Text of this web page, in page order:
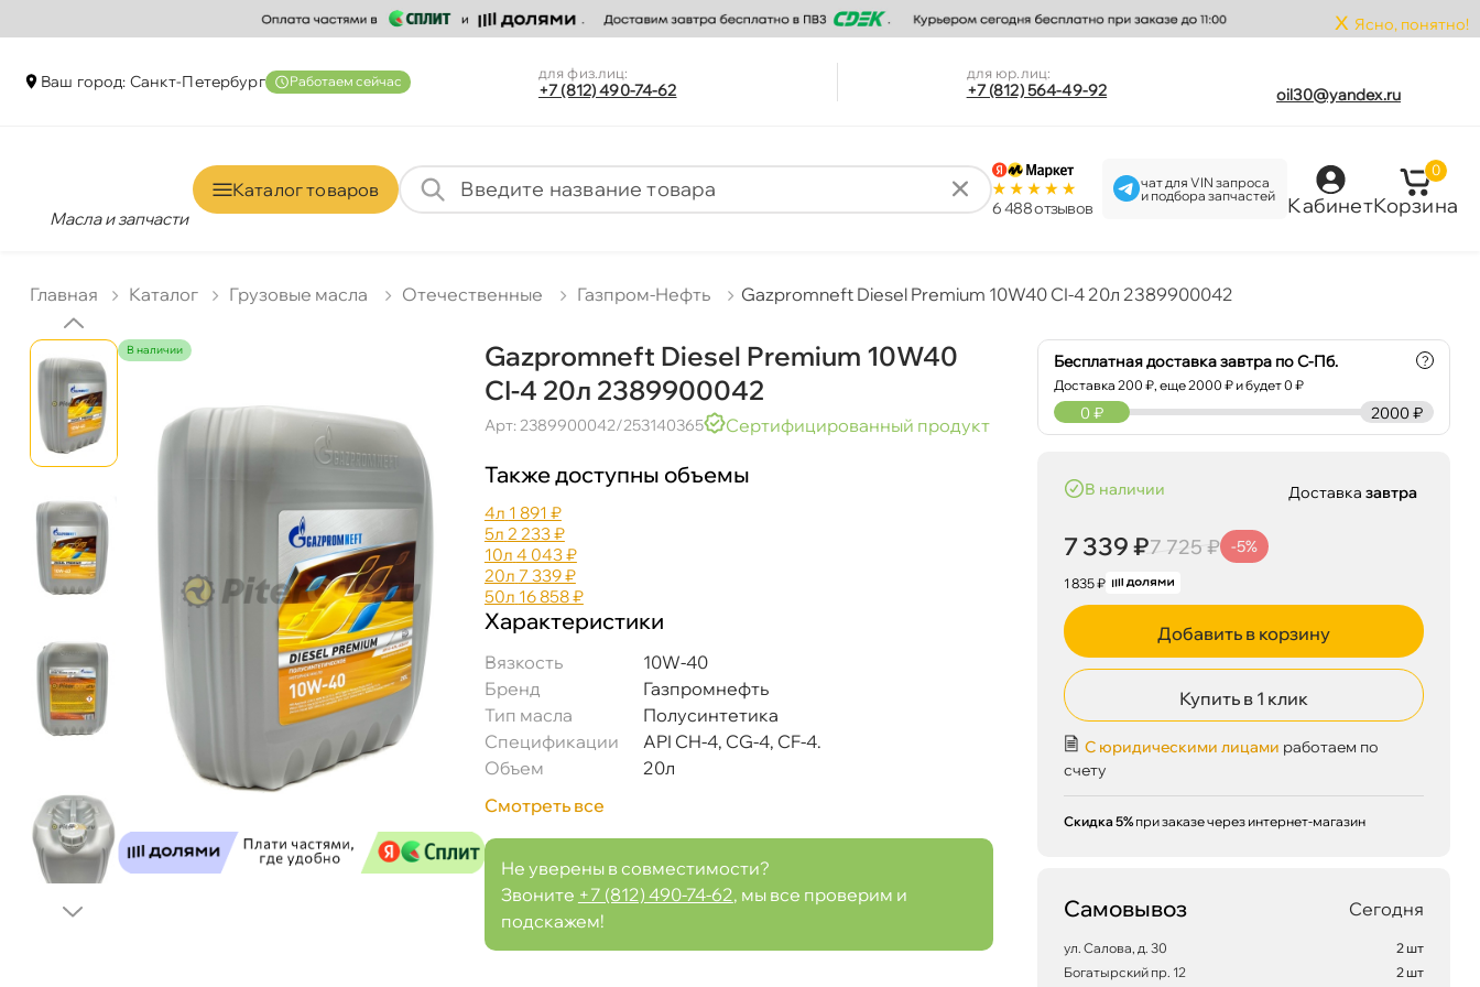
x Ясно, понятно!
аш город: Санкт-Петербур Работаем сейчас для физ.лиц:
+7 (812) 490-74-62
для юр.лиц:
+7 (812) 564-49-92 oil30@yandex.ru
Масла и запчасти
Каталог товаро
6 488 отзыво
чат для VIN запроса
и подбора запчастей
Кабинет
0
Корзина
Главная Катало Грузовые масла Отечественные Газпром-Нефть Gazpromneft Diesel Premium 10W40 CI-4 20л 2389900042
наличии
Gazpromneft Diesel Premium 10W40
CI-4 20л 2389900042
Арт: 2389900042/253140365 Сертифицированный продукт
Также доступны объемы
4л 1 891 ₽
5л 2 233 ₽
10л 4 043 ₽
20л 7 339 ₽
50л 16 858 ₽
Характеристики
язкость
10W-40
Бренд
Газпромнефть
Тип масла
Полусинтетика
Спецификации
API CH-4, CG-4, CF-4.
Объем
20л
Смотреть все
Не уверены в совместимости?
Звоните +7 (812) 490-74-62, мы все проверим и
подскажем!
Бесплатная доставка завтра по С-Пб.
Доставка200 ₽, еще2000 ₽ и будет 0 ₽
?
2000 ₽
0 ₽
наличии
7 339 ₽7 725 ₽ -5%
1 835 ₽
Доставказавтра
Добавить в корзину
Купить в 1 клик
С юридическими лицами работаем по
счету
Скидка 5% при заказе через интернет-магазин
Самовывоз Сегодня
ул. Салова, д. 30
2 шт
Богатырский пр. 12
2 шт